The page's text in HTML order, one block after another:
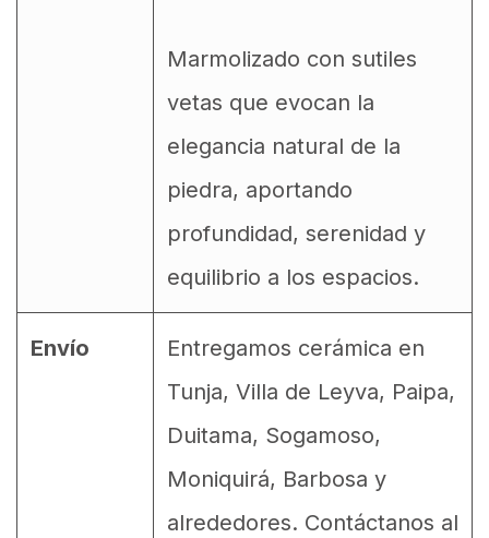
Marmolizado con sutiles
vetas que evocan la
elegancia natural de la
piedra, aportando
profundidad, serenidad y
equilibrio a los espacios.
Envío
Entregamos cerámica en
Tunja, Villa de Leyva, Paipa,
Duitama, Sogamoso,
Moniquirá, Barbosa y
alrededores. Contáctanos al